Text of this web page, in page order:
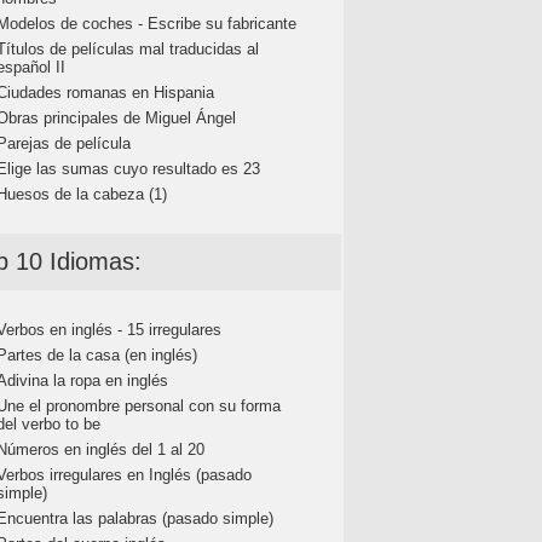
de coches - Escribe su fabricante
de películas mal traducidas al
II
romanas en Hispania
principales de Miguel Ángel
de película
las sumas cuyo resultado es 23
de la cabeza (1)
10 Idiomas:
en inglés - 15 irregulares
de la casa (en inglés)
la ropa en inglés
el pronombre personal con su forma
verbo to be
en inglés del 1 al 20
irregulares en Inglés (pasado
las palabras (pasado simple)